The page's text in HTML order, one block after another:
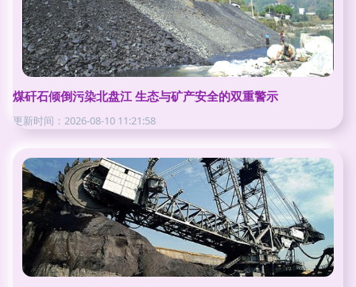
煤矸石倾倒污染北盘江 生态与矿产安全的双重警示
更新时间：2026-08-10 11:21:58